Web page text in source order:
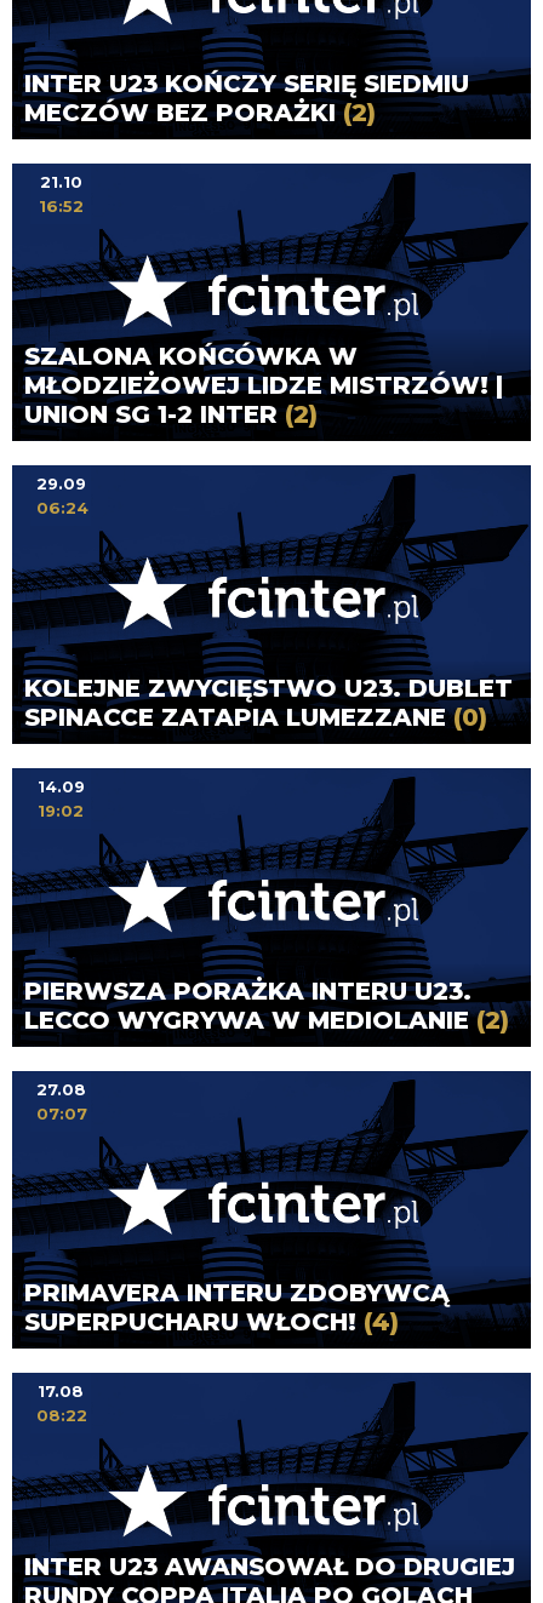
INTER U23 KOŃCZY SERIĘ SIEDMIU
MECZÓW BEZ PORAŻKI(2)
SZALONA KOŃCÓWKA W
MŁODZIEŻOWEJ LIDZE MISTRZÓW! |
UNION SG 1-2 INTER (2)
21.10
16:52
KOLEJNE ZWYCIĘSTWO U23. DUBLET
SPINACCE ZATAPIA LUMEZZANE(0)
29.09
06:24
PIERWSZA PORAŻKA INTERU U23.
LECCO WYGRYWA W MEDIOLANIE(2)
14.09
19:02
PRIMAVERA INTERU ZDOBYWCĄ
SUPERPUCHARU WŁOCH! (4)
27.08
07:07
INTER U23 AWANSOWAŁ DO DRUGIEJ
RUNDY COPPA ITALIA PO GOLACH
17.08
08:22